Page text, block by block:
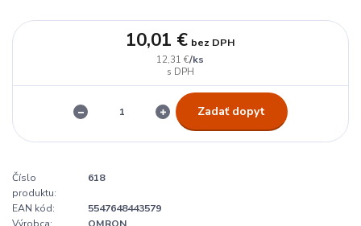
12,31 €/ks
10,01 € bez DPH
Zadať dopyt
Číslo
produktu:
618
EAN kód:
5547648443579